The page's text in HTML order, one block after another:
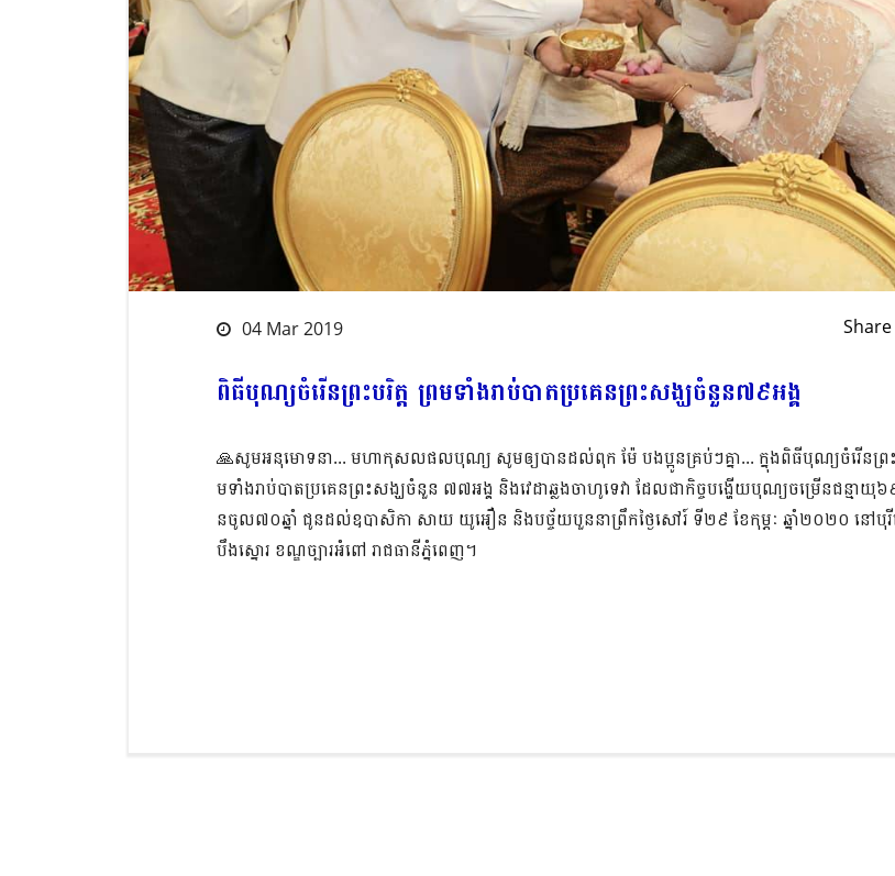
04 Mar 2019 Share
ពិធីបុណ្យចំរើនព្រះបរិត្ត ព្រមទាំងរាប់បាតប្រគេនព្រះសង្ឃចំនួន៧៩អង្គ
🙏សូមអនុមោទនា... មហាកុសលផលបុណ្យ សូមឲ្យបានដល់ពុក ម៉ែ បងប្អូនគ្រប់ៗគ្នា... ក្នុងពិធីបុណ្យចំរើនព្រះប
មទាំងរាប់បាតប្រគេនព្រះសង្ឃចំនួន ៧៧អង្គ និងវេដាឆ្លងចាហូទេវា ដែលជាកិច្ចបង្ហើយបុណ្យចម្រើនជន្មាយុ៦
នចូល៧០ឆ្នាំ ជូនដល់ឧបាសិកា សាយ យូអឿន និងបច្ច័យបួននាព្រឹកថ្ងៃសៅរ៍ ទី២៩ ខែកុម្ភៈ ឆ្នាំ២០២០ នៅបុ
បឹងស្នោរ ខណ្ឌច្បារអំពៅ រាជធានីភ្នំពេញ។